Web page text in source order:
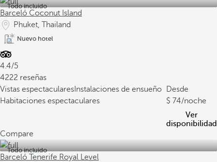
Todo incluido
Barceló Coconut Island
Phuket, Thailand
Nuevo hotel
4.4/5
4222 reseñas
Vistas espectaculares Instalaciones de ensueño
Habitaciones espectaculares
Desde
74/noche
Ver
disponibilidad
Compare
Todo incluido
Barceló Tenerife Royal Level